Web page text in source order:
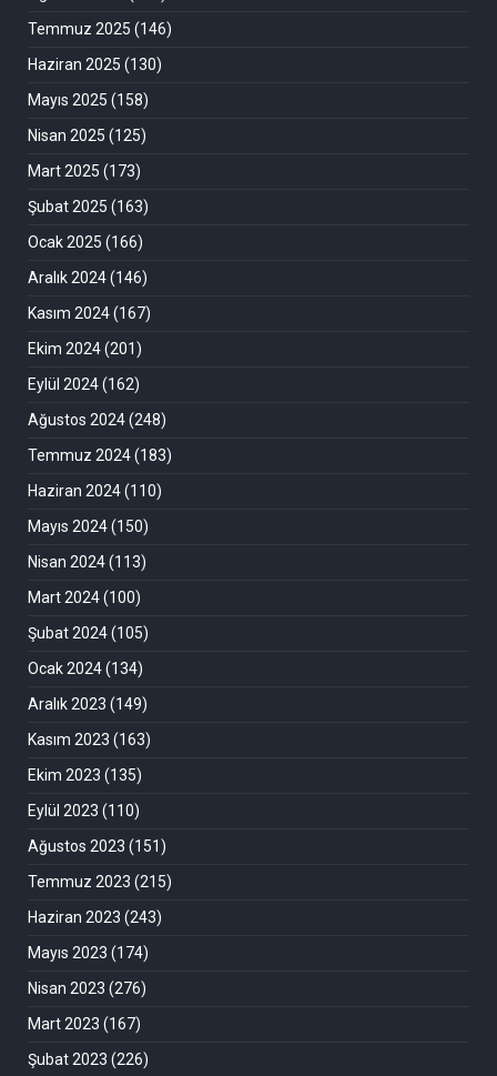
Temmuz 2025 (146)
Haziran 2025 (130)
Mayıs 2025 (158)
Nisan 2025 (125)
Mart 2025 (173)
Şubat 2025 (163)
Ocak 2025 (166)
Aralık 2024(146)
Kasım 2024(167)
Ekim 2024(201)
Eylül 2024(162)
Ağustos 2024(248)
Temmuz 2024(183)
Haziran 2024(110)
Mayıs 2024(150)
Nisan 2024(113)
Mart 2024(100)
Şubat 2024(105)
Ocak 2024(134)
Aralık 2023 (149)
Kasım 2023 (163)
Ekim 2023 (135)
Eylül 2023 (110)
Ağustos 2023 (151)
Temmuz 2023 (215)
Haziran 2023 (243)
Mayıs 2023 (174)
Nisan 2023 (276)
Mart 2023 (167)
Şubat 2023 (226)